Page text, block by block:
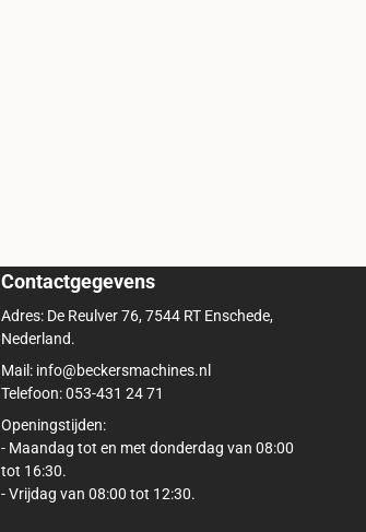
Contactgegevens
Adres: De Reulver 76, 7544 RT Enschede,
Nederland.
Mail: info@beckersmachines.nl
Telefoon: 053-431 24 71
Openingstijden:
- Maandag tot en met donderdag van 08:00
tot 16:30.
- Vrijdag van 08:00 tot 12:30.